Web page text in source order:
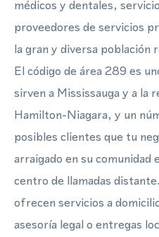
médicos y dentales,
proveedores de servicios
la gran y diversa población
El código de área 289 es
sirven a Mississauga y a la
Hamilton-Niagara, y un
posibles clientes que tu
arraigado en su comunidad
centro de llamadas
ofrecen servicios a
asesoría legal o entregas